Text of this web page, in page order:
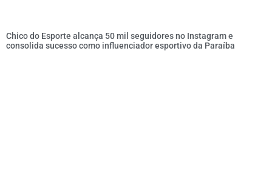
Chico do Esporte alcança 50 mil seguidores no Instagram e
consolida sucesso como influenciador esportivo da Paraíba